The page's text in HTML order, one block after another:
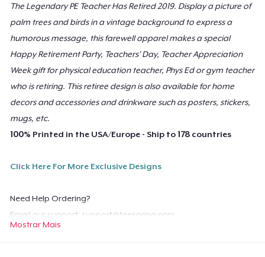
The Legendary PE Teacher Has Retired 2019. Display a picture of
palm trees and birds in a vintage background to express a
humorous message, this farewell apparel makes a special
Happy Retirement Party, Teachers' Day, Teacher Appreciation
Week gift for physical education teacher, Phys Ed or gym teacher
who is retiring. This retiree design is also available for home
decors and accessories and drinkware such as posters, stickers,
mugs, etc.
100% Printed in the USA/Europe - Ship to 178 countries
Click Here For More Exclusive Designs
Need Help Ordering?
Email our support: support@teespring.com
Mostrar Mais
US$ 23,99
Poster - 18" x 24"
US$ 20,99
Mug
US$ 15,99
Tote Bag
US$ 7,99